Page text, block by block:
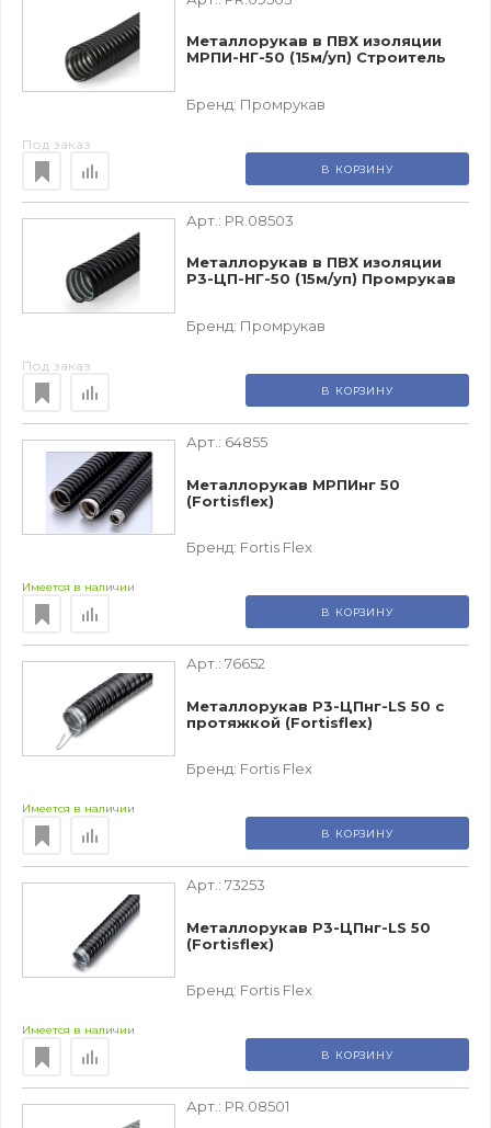
Металлорукав в ПВХ изоляции
МРПИ-НГ-50 (15м/уп) Строитель
Бренд: Промрукав
Под заказ
В КОРЗИНУ
Арт.: PR.08503
Металлорукав в ПВХ изоляции
Р3-ЦП-НГ-50 (15м/уп) Промрукав
Бренд: Промрукав
Под заказ
В КОРЗИНУ
Арт.: 64855
Металлорукав МРПИнг 50
(Fortisflex)
Бренд: Fortis Flex
Имеется в наличии
В КОРЗИНУ
Арт.: 76652
Металлорукав Р3-ЦПнг-LS 50 с
протяжкой (Fortisflex)
Бренд: Fortis Flex
Имеется в наличии
В КОРЗИНУ
Арт.: 73253
Металлорукав Р3-ЦПнг-LS 50
(Fortisflex)
Бренд: Fortis Flex
Имеется в наличии
В КОРЗИНУ
Арт.: PR.08501